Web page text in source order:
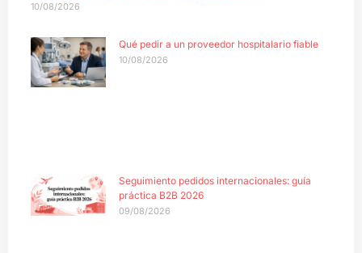
10/08/2026
Qué pedir a un proveedor hospitalario fiable
10/08/2026
Seguimiento pedidos internacionales: guía
práctica B2B 2026
09/08/2026